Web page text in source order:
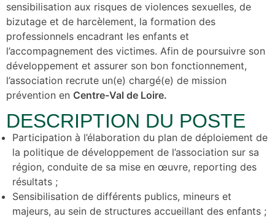
sensibilisation aux risques de violences sexuelles, de
bizutage et de harcèlement, la formation des
professionnels encadrant les enfants et
l’accompagnement des victimes. Afin de poursuivre son
développement et assurer son bon fonctionnement,
l’association recrute un(e) chargé(e) de mission
prévention en Centre-Val de Loire.
DESCRIPTION DU POSTE
Participation à l’élaboration du plan de déploiement de
la politique de développement de l’association sur sa
région, conduite de sa mise en œuvre, reporting des
résultats ;
Sensibilisation de différents publics, mineurs et
majeurs, au sein de structures accueillant des enfants ;